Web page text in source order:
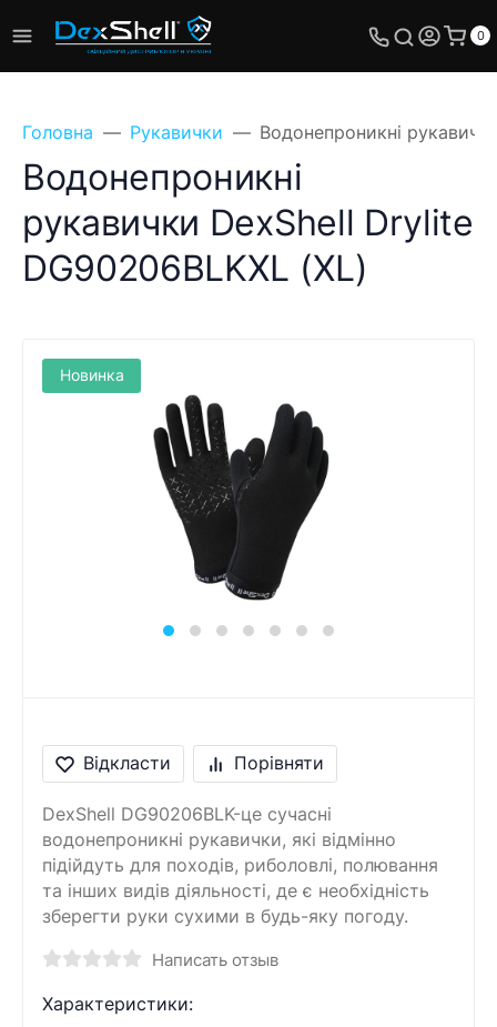
0
Головна Рукавички Водонепроникні
Водонепроникні
рукавички DexShell Drylite
DG90206BLKXL (XL)
Новинка
Відкласти Порівняти
DexShell DG90206BLK-це сучасні
водонепроникні рукавички, які відмінно
підійдуть для походів, риболовлі, полювання
та інших видів діяльності, де є необхідність
зберегти руки сухими в будь-яку погоду.
Написать отзыв
Характеристики: